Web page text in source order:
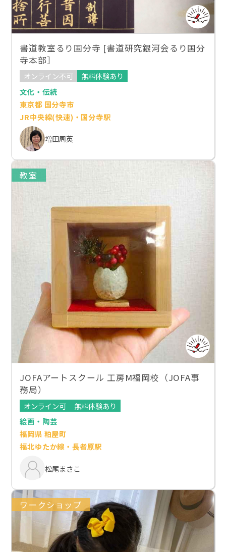
書道教室るり国分寺 [書道研究銀河会るり国分
寺本部］
オンライン不可
無料体験あり
文化・伝統
東京都 国分寺市
JR中央線(快速)・国分寺駅
増田周英
教室
JOFAアートスクール 工房M福岡校（JOFA事
務局）
オンライン可
無料体験あり
絵画・陶芸
福岡県 粕屋町
福北ゆたか線・長者原駅
松尾まさこ
ワークショップ